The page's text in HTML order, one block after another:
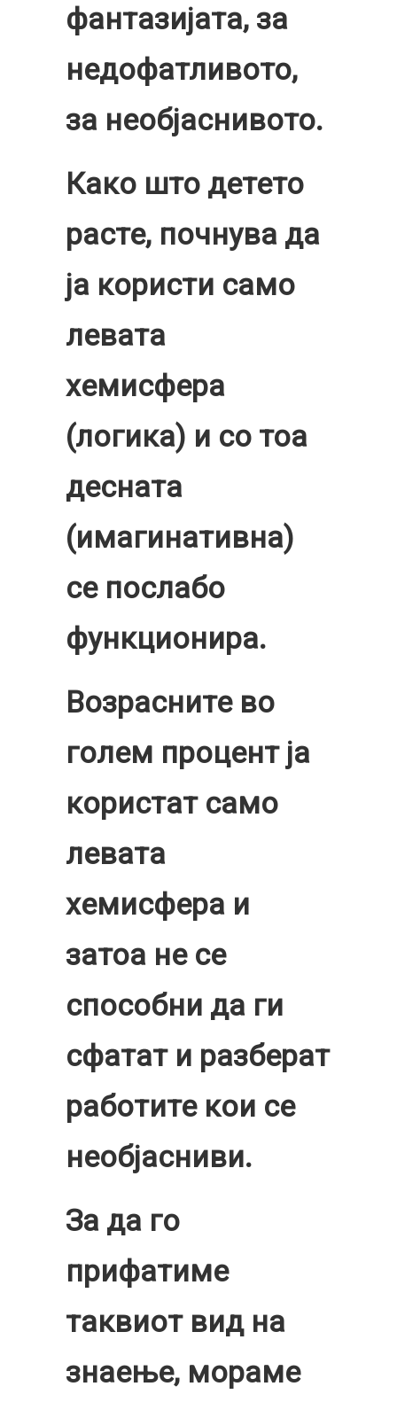
фантазијата, за
недофатливото,
за необјаснивото.
Како што детето
расте, почнува да
ја користи само
левата
хемисфера
(логика) и со тоа
десната
(имагинативна)
се послабо
функционира.
Возрасните во
голем процент ја
користат само
левата
хемисфера и
затоа не се
способни да ги
сфатат и разберат
работите кои се
необјасниви.
За да го
прифатиме
таквиот вид на
знаење, мораме